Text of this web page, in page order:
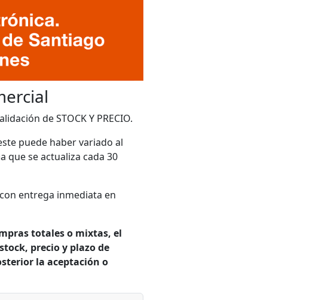
de STOCK Y PRECIO.
puede haber variado al
que se actualiza cada 30
entrega inmediata en
totales o mixtas, el
precio y plazo de
la aceptación o